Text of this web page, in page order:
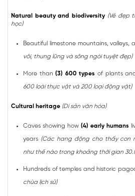
Natural beauty and biodiversity (Vẻ đẹp
học)
Beautiful limestone mountains, valleys,
vôi, thung lũng và sông ngòi tuyệt đẹp)
More than(3) 600 types of plants
600 loài thực vật và 200 loại động vật)
Cultural heritage (Di sản văn hóa)
Caves showing how (4) early humans
years (Các hang động cho thấy con
như thế nào trong khoảng thời gian
Hundreds of temples and historic
chùa lịch sử)